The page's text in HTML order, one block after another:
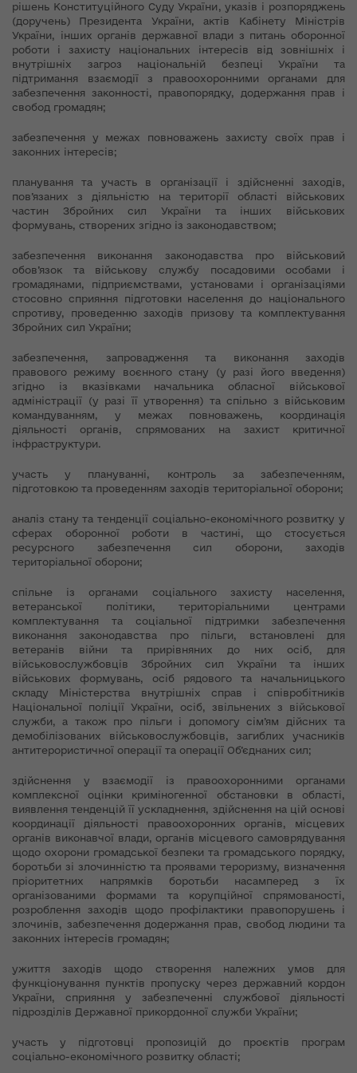
рішень Конституційного Суду України, указів і розпоряджень
(доручень) Президента України, актів Кабінету Міністрів
України, інших органів державної влади з питань оборонної
роботи і захисту національних інтересів від зовнішніх і
внутрішніх загроз національній безпеці України та
підтримання взаємодії з правоохоронними органами для
забезпечення законності, правопорядку, додержання прав і
свобод громадян;
забезпечення у межах повноважень захисту своїх прав і
законних інтересів;
планування та участь в організації і здійсненні заходів,
пов’язаних з діяльністю на території області військових
частин Збройних сил України та інших військових
формувань, створених згідно із законодавством;
забезпечення виконання законодавства про військовий
обов’язок та військову службу посадовими особами і
громадянами, підприємствами, установами і організаціями
стосовно сприяння підготовки населення до національного
спротиву, проведенню заходів призову та комплектування
Збройних сил України;
забезпечення, запровадження та виконання заходів
правового режиму воєнного стану (у разі його введення)
згідно із вказівками начальника обласної військової
адміністрації (у разі її утворення) та спільно з військовим
командуванням, у межах повноважень, координація
діяльності органів, спрямованих на захист критичної
інфраструктури.
участь у плануванні, контроль за забезпеченням,
підготовкою та проведенням заходів територіальної оборони;
аналіз стану та тенденції соціально-економічного розвитку у
сферах оборонної роботи в частині, що стосується
ресурсного забезпечення сил оборони, заходів
територіальної оборони;
спільне із органами соціального захисту населення,
ветеранської політики, територіальними центрами
комплектування та соціальної підтримки забезпечення
виконання законодавства про пільги, встановлені для
ветеранів війни та прирівняних до них осіб, для
військовослужбовців Збройних сил України та інших
військових формувань, осіб рядового та начальницького
складу Міністерства внутрішніх справ і співробітників
Національної поліції України, осіб, звільнених з військової
служби, а також про пільги і допомогу сім’ям дійсних та
демобілізованих військовослужбовців, загиблих учасників
антитерористичної операції та операції Об’єднаних сил;
здійснення у взаємодії із правоохоронними органами
комплексної оцінки криміногенної обстановки в області,
виявлення тенденцій її ускладнення, здійснення на цій основі
координації діяльності правоохоронних органів, місцевих
органів виконавчої влади, органів місцевого самоврядування
щодо охорони громадської безпеки та громадського порядку,
боротьби зі злочинністю та проявами тероризму, визначення
пріоритетних напрямків боротьби насамперед з їх
організованими формами та корупційної спрямованості,
розроблення заходів щодо профілактики правопорушень і
злочинів, забезпечення додержання прав, свобод людини та
законних інтересів громадян;
ужиття заходів щодо створення належних умов для
функціонування пунктів пропуску через державний кордон
України, сприяння у забезпеченні службової діяльності
підрозділів Державної прикордонної служби України;
участь у підготовці пропозицій до проєктів програм
соціально-економічного розвитку області;